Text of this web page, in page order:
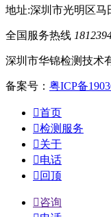
地址:深圳市光明区马
全国服务热线
深圳市华锦检测技术
备案号： 粤ICP备
首页
检测服务
关于
电话
 回顶
咨询